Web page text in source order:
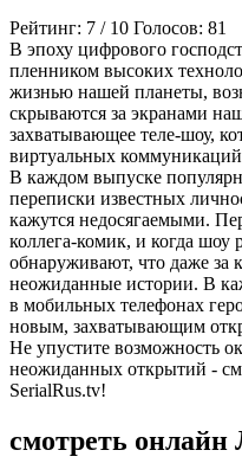
Рейтинг: 7 / 10 Голосов: 81
В эпоху цифрового
пленником высоких
жизнью нашей планеты,
скрываются за экранами
захватывающее теле-шоу,
виртуальных
В каждом выпуске
переписки известных
кажутся недосягаемыми.
коллега-комик, и когда шоу
обнаруживают, что даже за
неожиданные истории. В
в мобильных телефонах
новым, захватывающим
Не упустите возможность
неожиданных открытий -
SerialRus.tv!
смотреть